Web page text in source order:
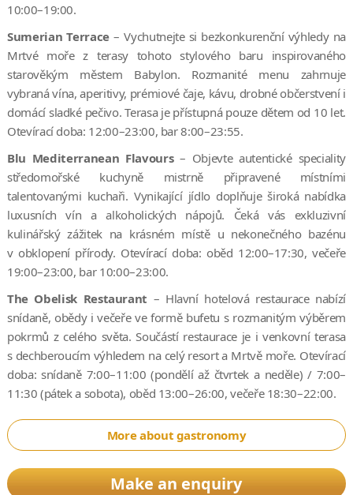
10:00–19:00.
Sumerian Terrace– Vychutnejte si bezkonkurenční výhledy na
Mrtvé moře z terasy tohoto stylového baru inspirovaného
starověkým městem Babylon. Rozmanité menu zahrnuje
vybraná vína, aperitivy, prémiové čaje, kávu, drobné občerstvení i
domácí sladké pečivo. Terasa je přístupná pouze dětem od 10 let.
Otevírací doba: 12:00–23:00, bar 8:00–23:55.
Blu Mediterranean Flavours– Objevte autentické speciality
středomořské kuchyně mistrně připravené místními
talentovanými kuchaři. Vynikající jídlo doplňuje široká nabídka
luxusních vín a alkoholických nápojů. Čeká vás exkluzivní
kulinářský zážitek na krásném místě u nekonečného bazénu
v obklopení přírody. Otevírací doba: oběd 12:00–17:30, večeře
19:00–23:00, bar 10:00–23:00.
The Obelisk Restaurant – Hlavní hotelová restaurace nabízí
snídaně, obědy i večeře ve formě bufetu s rozmanitým výběrem
pokrmů z celého světa. Součástí restaurace je i venkovní terasa
s dechberoucím výhledem na celý resort a Mrtvě moře. Otevírací
doba: snídaně 7:00–11:00 (pondělí až čtvrtek a neděle) / 7:00–
11:30 (pátek a sobota), oběd 13:00–26:00, večeře 18:30–22:00.
More about gastronomy
Make an enquiry